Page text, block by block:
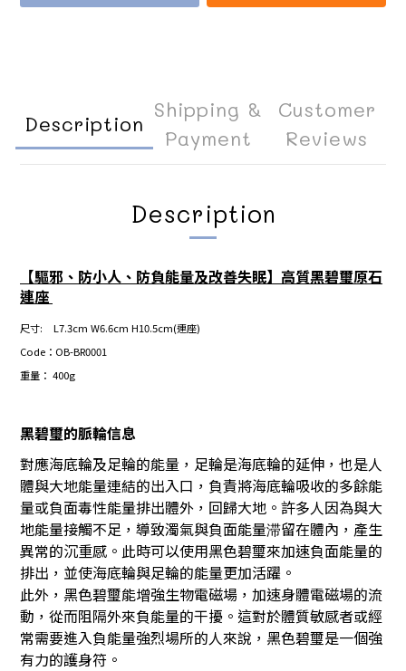
Description
Shipping &
Payment
Customer
Reviews
Description
【驅邪、防小人、防負能量及改善失眠】 高質黑碧璽原石
連座
尺寸: L7.3cm W6.6cm H10.5cm(連座)
Code ： OB-BR0001
重量： 400g
黑碧璽的脈輪信息
對應海底輪及足輪的能量，足輪是海底輪的延伸，也是人
體與大地能量連結的出入口，負責將海底輪吸收的多餘能
量或負面毒性能量排出體外，回歸大地。許多人因為與大
地能量接觸不足，導致濁氣與負面能量滞留在體內，產生
異常的沉重感。此時可以使用黑色碧璽來加速負面能量的
排出，並使海底輪與足輪的能量更加活躍。
此外，黑色碧璽能增強生物電磁場，加速身體電磁場的流
動，從而阻隔外來負能量的干擾。這對於體質敏感者或經
常需要進入負能量強烈場所的人來說，黑色碧璽是一個強
有力的護身符。